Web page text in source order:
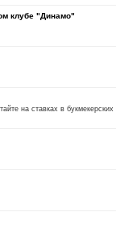
клубе "Динамо"
на ставках в